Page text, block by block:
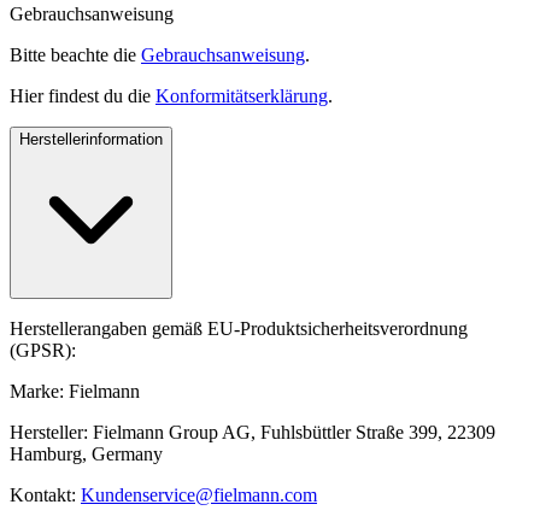
Gebrauchsanweisung
Bitte beachte die Gebrauchsanweisung.
Hier findest du die Konformitätserklärung.
Herstellerinformation
Herstellerangaben gemäß EU-Produktsicherheitsverordnung
(GPSR):
Marke: Fielmann
Hersteller: Fielmann Group AG, Fuhlsbüttler Straße 399, 22309
Hamburg, Germany
Kontakt: Kundenservice@fielmann.com